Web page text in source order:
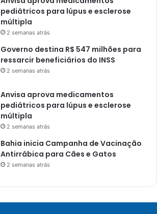
pediátricos para lúpus e esclerose
múltipla
2 semanas atrás
Governo destina R$ 547 milhões para
ressarcir beneficiários do INSS
2 semanas atrás
Anvisa aprova medicamentos
pediátricos para lúpus e esclerose
múltipla
2 semanas atrás
Bahia inicia Campanha de Vacinação
Antirrábica para Cães e Gatos
2 semanas atrás